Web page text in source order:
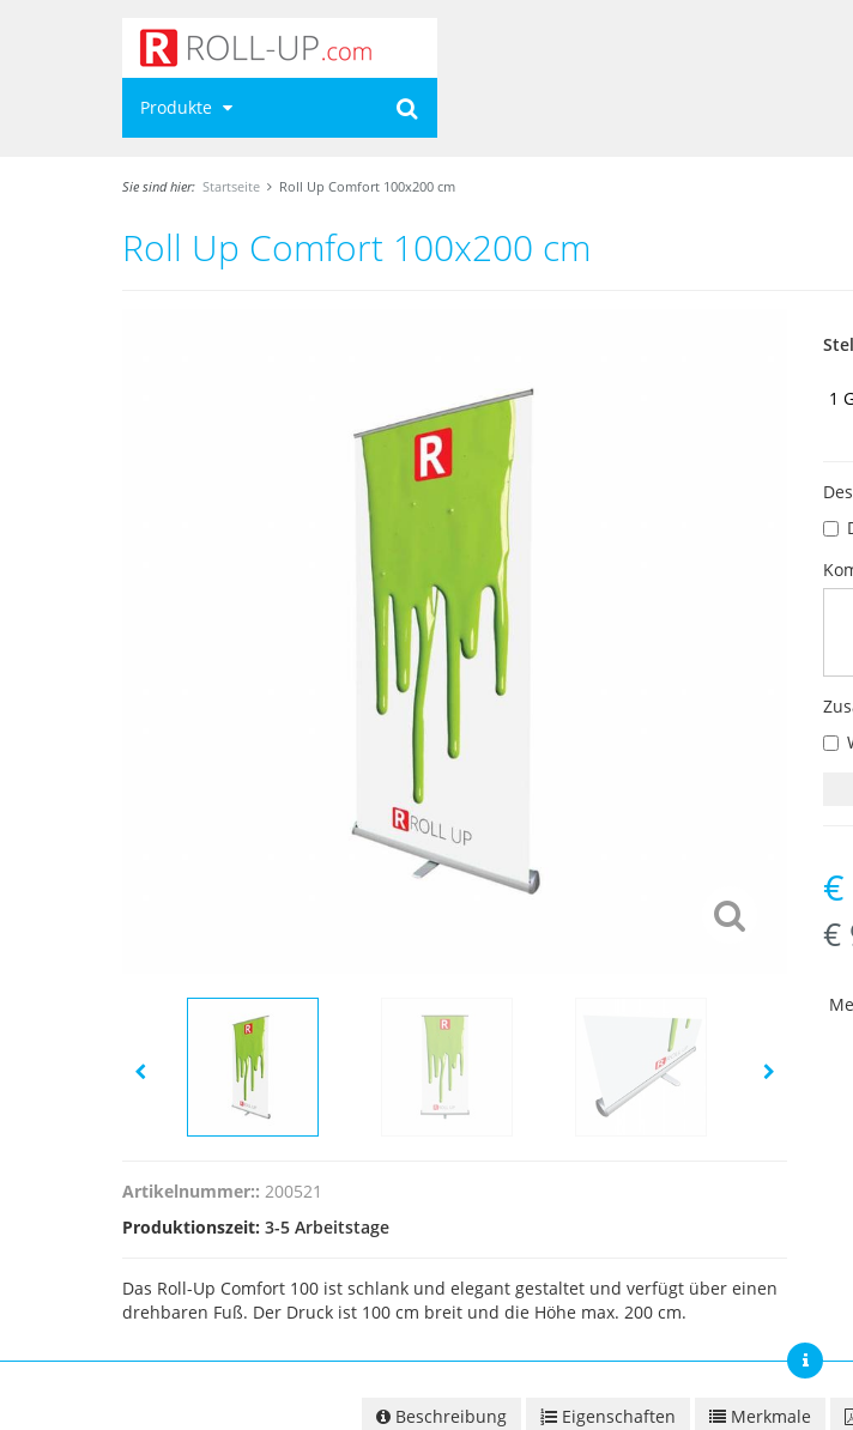
Produkte
Sie sind hier: Startseite Roll Up Comfort 100x200 cm
Roll Up Comfort 100x200 cm
Artikelnummer:: 200521
Produktionszeit: 3-5 Arbeitstage
Das Roll-Up Comfort 100 ist schlank und elegant gestaltet und verfügt über einen
drehbaren Fuß. Der Druck ist 100 cm breit und die Höhe max. 200 cm.
1
€
€
Beschreibung Eigenschaften Merkmale